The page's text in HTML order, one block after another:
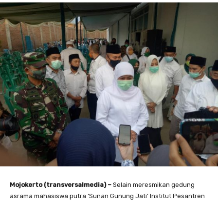
Mojokerto (transversalmedia) – Selain meresmikan gedung
asrama mahasiswa putra ‘Sunan Gunung Jati’ Institut Pesantren